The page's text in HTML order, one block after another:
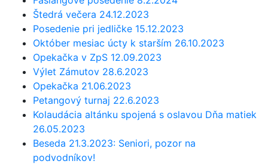
Štedrá večera 24.12.2023
Posedenie pri jedličke 15.12.2023
Október mesiac úcty k starším 26.10.2023
Opekačka v ZpS 12.09.2023
Výlet Zámutov 28.6.2023
Opekačka 21.06.2023
Petangový turnaj 22.6.2023
Kolaudácia altánku spojená s oslavou Dňa matiek
26.05.2023
Beseda 21.3.2023: Seniori, pozor na
podvodníkov!